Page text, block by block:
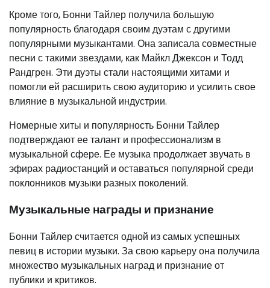
Кроме того, Бонни Тайлер получила большую
популярность благодаря своим дуэтам с другими
популярными музыкантами. Она записала совместные
песни с такими звездами, как Майкл Джексон и Тодд
Рандгрен. Эти дуэты стали настоящими хитами и
помогли ей расширить свою аудиторию и усилить свое
влияние в музыкальной индустрии.
Номерные хиты и популярность Бонни Тайлер
подтверждают ее талант и профессионализм в
музыкальной сфере. Ее музыка продолжает звучать в
эфирах радиостанций и оставаться популярной среди
поклонников музыки разных поколений.
Музыкальные награды и признание
Бонни Тайлер считается одной из самых успешных
певиц в истории музыки. За свою карьеру она получила
множество музыкальных наград и признание от
публики и критиков.